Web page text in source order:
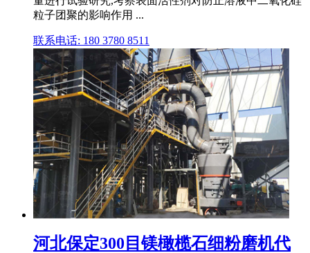
粒子团聚的影响作用 ...
联系电话: 180 3780 8511
河北保定300目镁橄榄石细粉磨机代